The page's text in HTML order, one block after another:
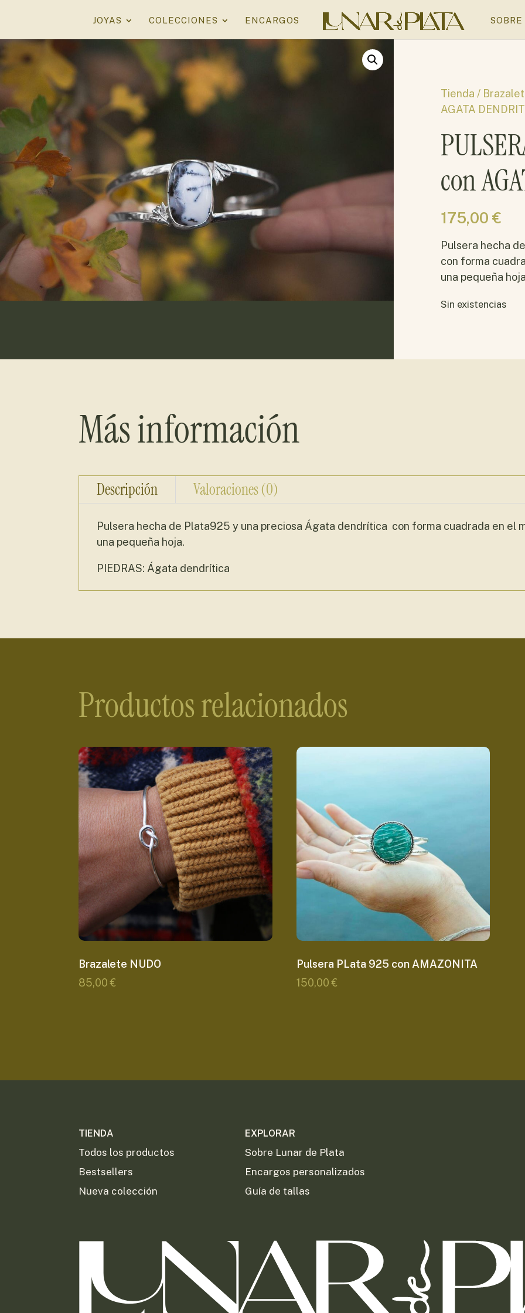
JOYAS COLECCIONES ENCARGOS
Tienda /
AGATA
con
175,00 €
Pulsera hecha
con forma
una pequeña
Sin existencias
Más información
Descripción Valoraciones (0)
Pulsera hecha de Plata925 y una preciosa Ágata dendrítica con forma cuadrada en el
una pequeña hoja.
PIEDRAS: Ágata dendrítica
Productos relacionados
Brazalete NUDO
85,00€
Pulsera PLata 925 con AMAZONITA
150,00€
TIENDA
Todos los productos
Bestsellers
Nueva colección
EXPLORAR
Sobre Lunar de Plata
Encargos personalizados
Guía de tallas